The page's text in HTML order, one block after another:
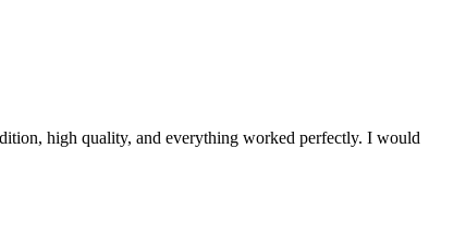
high quality, and everything worked perfectly. I would